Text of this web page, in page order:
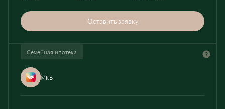
Оставить заявку
Семейная ипотека
МКБ